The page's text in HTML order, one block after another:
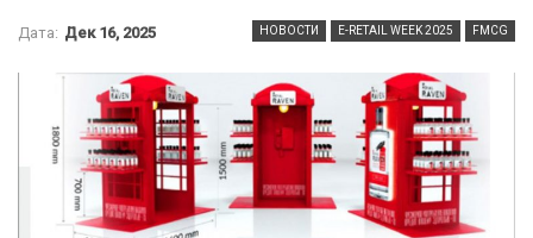
НОВОСТИ E-RETAIL WEEK 2025 FMCG
Дата: Дек 16, 2025